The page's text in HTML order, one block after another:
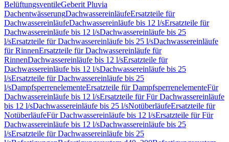
BelüftungsventileGeberit Pluvia
DachentwässerungDachwassereinläufeErsatzteile für
DachwassereinläufeDachwassereinläufe bis 12 l/sErsatzteile für
Dachwassereinläufe bis 12 l/sDachwassereinläufe bis 25
l/sErsatzteile für Dachwassereinläufe bis 25 l/sDachwassereinläufe
für RinnenErsatzteile für Dachwassereinläufe für
RinnenDachwassereinläufe bis 12 l/sErsatzteile für
Dachwassereinläufe bis 12 l/sDachwassereinläufe bis 25
l/sErsatzteile für Dachwassereinläufe bis 25
l/sDampfsperrenelementeErsatzteile für DampfsperrenelementeFür
Dachwassereinläufe bis 12 l/sErsatzteile für Für Dachwassereinläufe
bis 12 l/sDachwassereinläufe bis 25 l/sNotüberläufeErsatzteile für
NotüberläufeFür Dachwassereinläufe bis 12 l/sErsatzteile für Für
Dachwassereinläufe bis 12 l/sDachwassereinläufe bis 25
l/sErsatzteile für Dachwassereinläufe bis 25